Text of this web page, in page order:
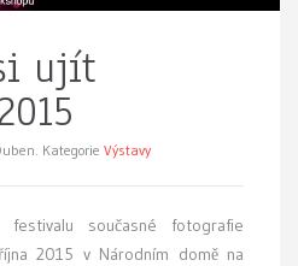
ujít
Kategorie Výstavy
současné fotografie
2015 v Národním domě na